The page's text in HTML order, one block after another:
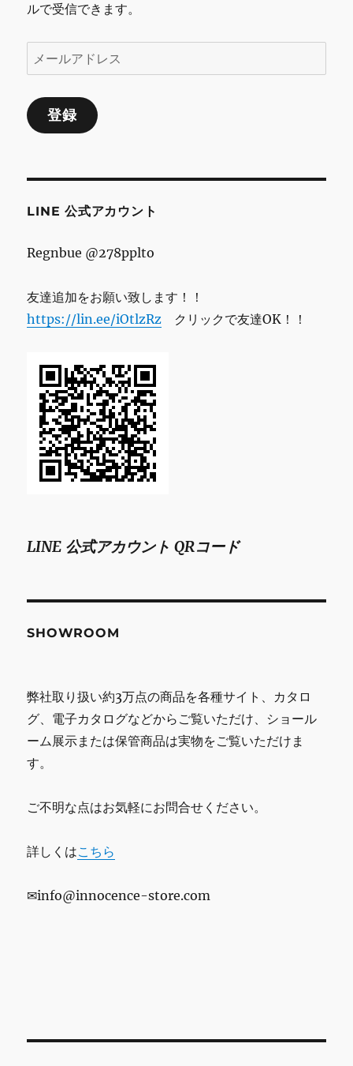
ルで受信できます。
ー
ル
ア
ス
登録
LINE 公式アカウント
Regnbue @278pplto
友達追加をお願い致します！！
https://lin.ee/iOtlzRz クリックで友達OK！！
LINE 公式アカウント QRコード
SHOWROOM
弊社取り扱い約3万点の商品を各種サイト、カタロ
グ、電子カタログなどからご覧いただけ、ショール
ーム展示または保管商品は実物をご覧いただけま
す。
ご不明な点はお気軽にお問合せください。
詳しくはこちら
✉info@innocence-store.com